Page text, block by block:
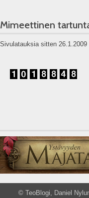
Mimeettinen
Sivulatauksia sitten 26.1.2009
© TeoBlogi, Daniel